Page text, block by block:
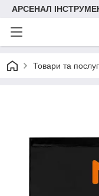
АРСЕНАЛ
Товари та